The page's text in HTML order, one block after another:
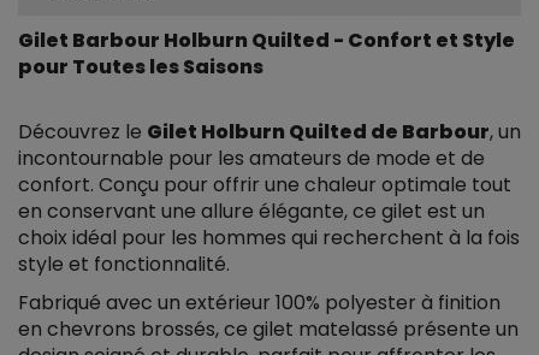
Gilet Barbour Holburn Quilted - Confort et Style
pour Toutes les Saisons
Découvrez le Gilet Holburn Quilted de Barbour, un
incontournable pour les amateurs de mode et de
confort. Conçu pour offrir une chaleur optimale tout
en conservant une allure élégante, ce gilet est un
choix idéal pour les hommes qui recherchent à la fois
style et fonctionnalité.
Fabriqué avec un extérieur 100% polyester à finition
en chevrons brossés, ce gilet matelassé présente un